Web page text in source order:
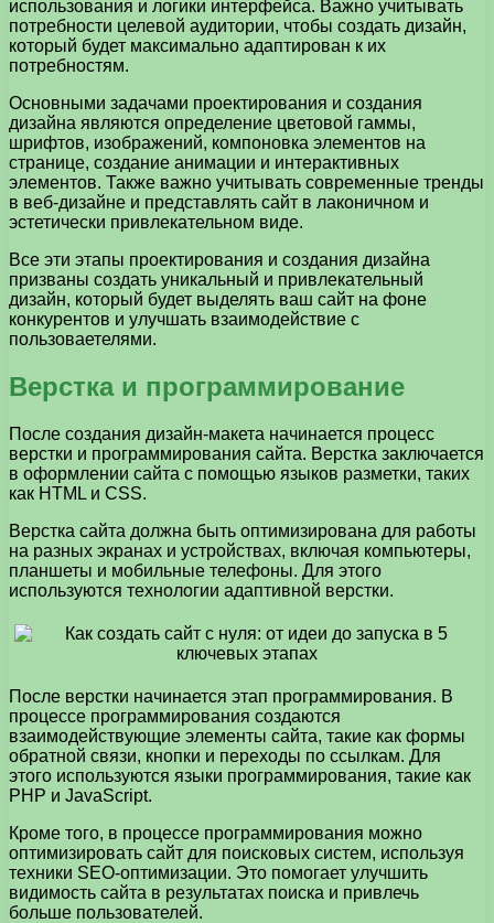
использования и логики интерфейса. Важно учитывать
потребности целевой аудитории, чтобы создать дизайн,
который будет максимально адаптирован к их
потребностям.
Основными задачами проектирования и создания
дизайна являются определение цветовой гаммы,
шрифтов, изображений, компоновка элементов на
странице, создание анимации и интерактивных
элементов. Также важно учитывать современные тренды
в веб-дизайне и представлять сайт в лаконичном и
эстетически привлекательном виде.
Все эти этапы проектирования и создания дизайна
призваны создать уникальный и привлекательный
дизайн, который будет выделять ваш сайт на фоне
конкурентов и улучшать взаимодействие с
пользоваетелями.
Верстка и программирование
После создания дизайн-макета начинается процесс
верстки и программирования сайта. Верстка заключается
в оформлении сайта с помощью языков разметки, таких
как HTML и CSS.
Верстка сайта должна быть оптимизирована для работы
на разных экранах и устройствах, включая компьютеры,
планшеты и мобильные телефоны. Для этого
используются технологии адаптивной верстки.
После верстки начинается этап программирования. В
процессе программирования создаются
взаимодействующие элементы сайта, такие как формы
обратной связи, кнопки и переходы по ссылкам. Для
этого используются языки программирования, такие как
PHP и JavaScript.
Кроме того, в процессе программирования можно
оптимизировать сайт для поисковых систем, используя
техники SEO-оптимизации. Это помогает улучшить
видимость сайта в результатах поиска и привлечь
больше пользователей.